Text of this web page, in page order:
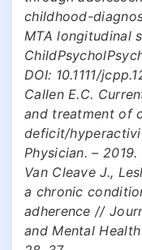
childhood-
MTA longitudinal
DOI: 10.1111/
Callen E.C.
and treatment of
deficit/
Physician. –
Van Cleave J.,
a chronic
adherence //
and Mental